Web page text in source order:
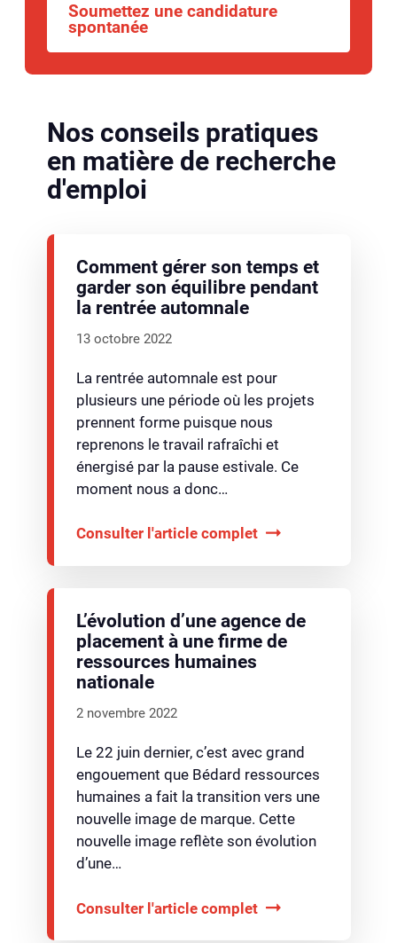
Soumettez une candidature
spontanée
Nos conseils pratiques
en matière de recherche
d'emploi
Comment gérer son temps et
garder son équilibre pendant
la rentrée automnale
13 octobre 2022
La rentrée automnale est pour
plusieurs une période où les projets
prennent forme puisque nous
reprenons le travail rafraîchi et
énergisé par la pause estivale. Ce
moment nous a donc…
Consulter l'article complet
L’évolution d’une agence de
placement à une firme de
ressources humaines
nationale
2 novembre 2022
Le 22 juin dernier, c’est avec grand
engouement que Bédard ressources
humaines a fait la transition vers une
nouvelle image de marque. Cette
nouvelle image reflète son évolution
d’une…
Consulter l'article complet